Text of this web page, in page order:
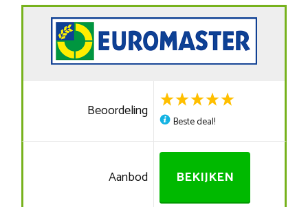
Beoordeling
Beste deal!
Aanbod BEKIJKEN